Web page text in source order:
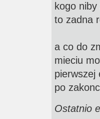
kogo
to zadna
a co do
mieciu
pierwszej
po
Ostatnio